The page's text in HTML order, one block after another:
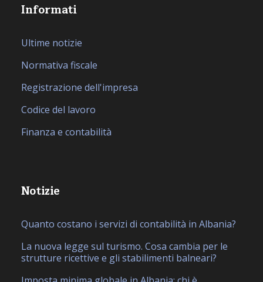
Informati
Ultime notizie
Normativa fiscale
Registrazione dell'impresa
Codice del lavoro
Finanza e contabilità
Notizie
Quanto costano i servizi di contabilità in Albania?
La nuova legge sul turismo. Cosa cambia per le
strutture ricettive e gli stabilimenti balneari?